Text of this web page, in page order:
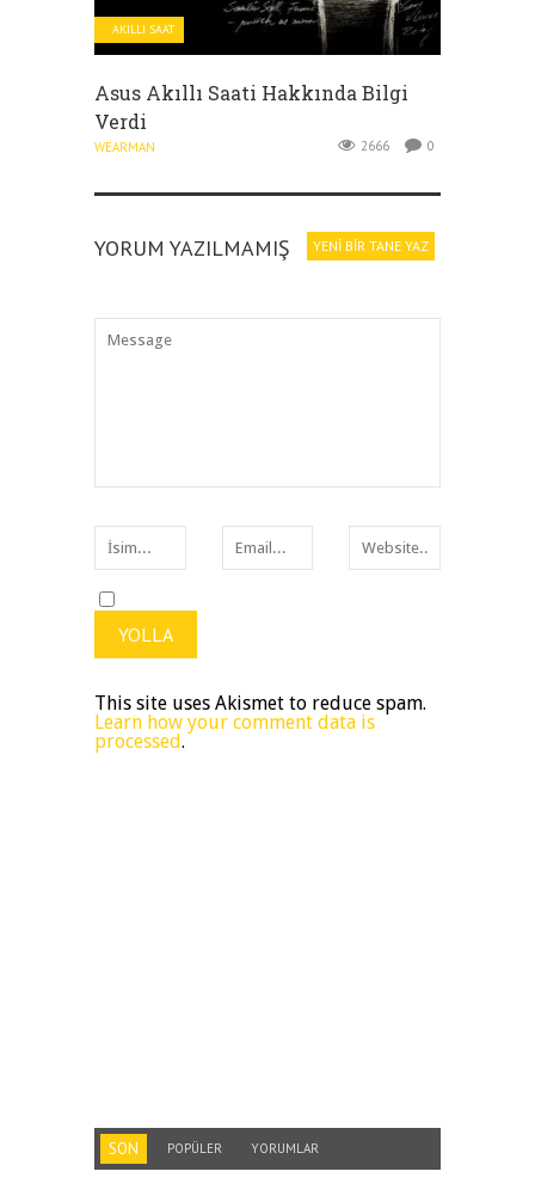
AKILLI SAAT
Asus Akıllı Saati Hakkında Bilgi
Verdi
WEARMAN 2666 0
YORUM YAZILMAMIŞ YENI BIR TANE YAZ
This site uses Akismet to reduce spam.
Learn how your comment data is
processed.
SON POPÜLER YORUMLAR